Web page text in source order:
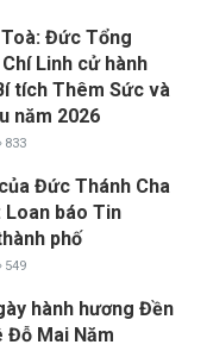
Đức Tổng
Linh cử hành
tích Thêm Sức và
năm 2026
833
Đức Thánh Cha
báo Tin
phố
549
hành hương Đền
Đỗ Mai Năm